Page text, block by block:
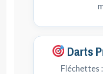
Darts
Fléchettes